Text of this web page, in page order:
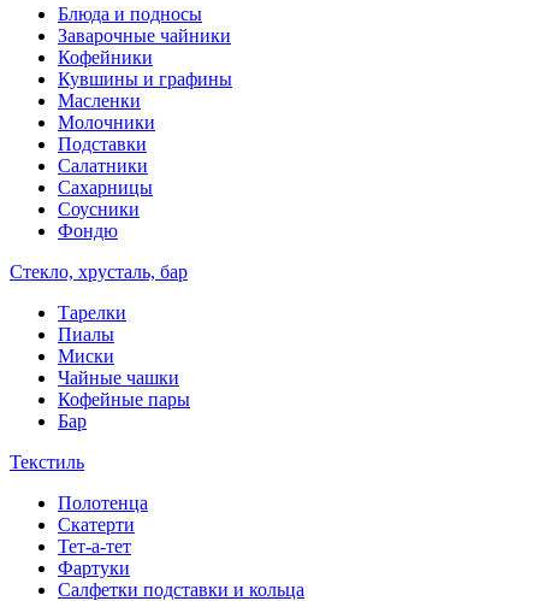
Блюда и подносы
Заварочные чайники
Кофейники
Кувшины и графины
Масленки
Молочники
Подставки
Салатники
Сахарницы
Соусники
Фондю
Стекло, хрусталь, бар
Тарелки
Пиалы
Миски
Чайные чашки
Кофейные пары
Бар
Текстиль
Полотенца
Скатерти
Тет-а-тет
Фартуки
Салфетки подставки и кольца